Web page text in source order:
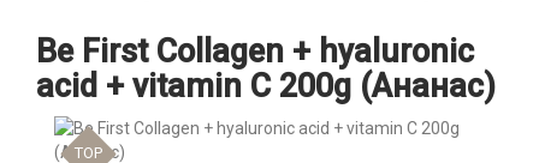
Be First Collagen + hyaluronic
acid + vitamin C 200g (Ананас)
TOP